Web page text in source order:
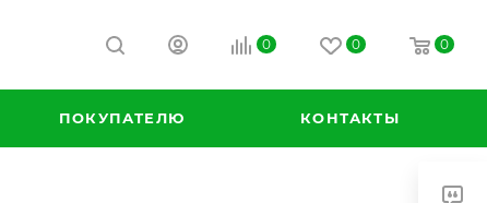
0 0 0
ПОКУПАТЕЛЮ КОНТАКТЫ